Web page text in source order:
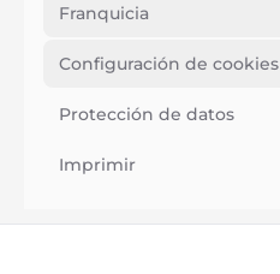
Franquicia
Configuración de cookies
Protección de datos
Imprimir